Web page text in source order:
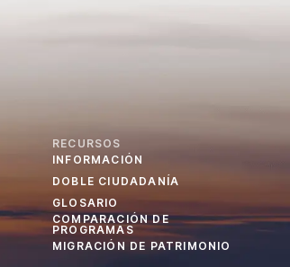
RECURSOS
INFORMACIÓN
DOBLE CIUDADANÍA
GLOSARIO
COMPARACIÓN DE
PROGRAMAS
MIGRACIÓN DE PATRIMONIO